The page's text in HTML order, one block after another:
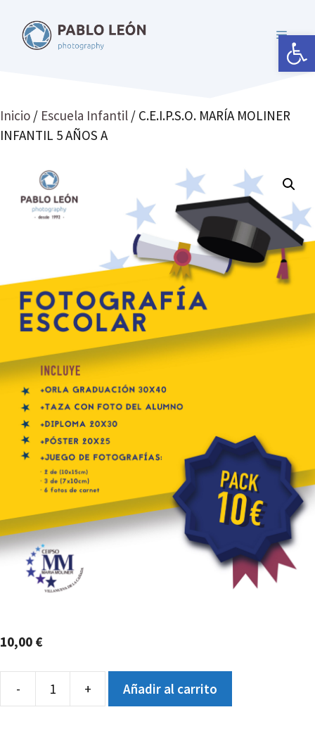
Abrir
contenido
MENÚ
Inicio / Escuela Infantil / C.E.I.P.S.O. MARÍA MOLINER
INFANTIL 5 AÑOS A
10,00 €
-
C.E.I.P.S.O.
+ Añadir al carrito